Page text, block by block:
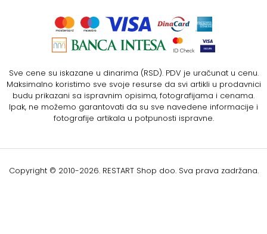
Sve cene su iskazane u dinarima (RSD). PDV je uračunat u cenu.
Maksimalno koristimo sve svoje resurse da svi artikli u prodavnici
budu prikazani sa ispravnim opisima, fotografijama i cenama.
Ipak, ne možemo garantovati da su sve navedene informacije i
fotografije artikala u potpunosti ispravne.
Copyright © 2010-2026. RESTART Shop doo. Sva prava zadržana.